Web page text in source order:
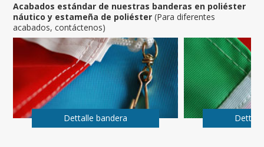
Acabados estándar de nuestras banderas en poliéster
náutico y estameña de poliéster (Para diferentes
acabados, contáctenos)
Dettalle bandera